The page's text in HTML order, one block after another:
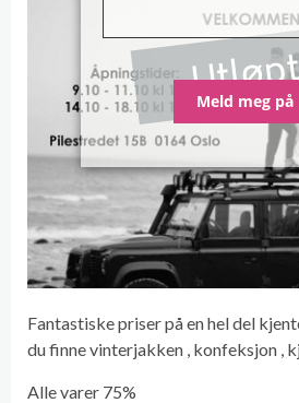
Fantastiske priser på en hel del
du finne vinterjakken , konfeksjon ,
Alle varer 75%